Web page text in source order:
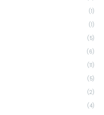
(1)
(1)
(5)
(6)
(11)
(5)
(2)
(4)